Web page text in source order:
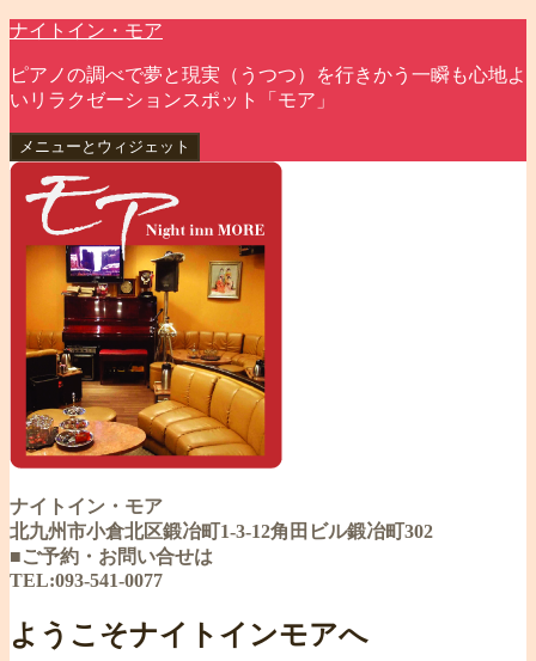
コ
テ
ン
ツ
へ
キ
プ
ナイトイン・モア
ピアノの調べで夢と現実（うつつ）を行きかう一瞬も心地よ
いリラクゼーションスポット「モア」
メニューとウィジェット
ナイトイン・モア
北九州市小倉北区鍛冶町1-3-12角田ビル鍛冶町302
■ご予約・お問い合せは
TEL:093-541-0077
ようこそナイトインモアへ